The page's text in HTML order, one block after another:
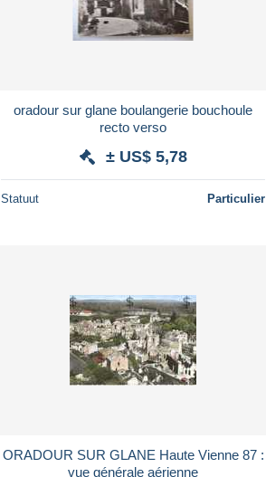
oradour sur glane boulangerie bouchoule
recto verso
± US$ 5,78
Statuut Particulier
ORADOUR SUR GLANE Haute Vienne 87 :
vue générale aérienne